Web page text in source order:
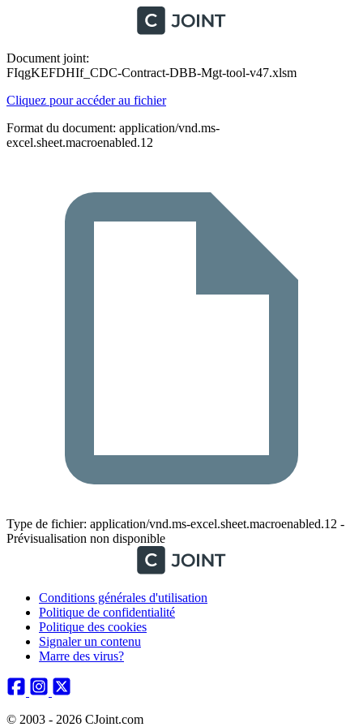
Document joint:
FIqgKEFDHIf_CDC-Contract-DBB-Mgt-tool-v47.xlsm
Cliquez pour accéder au fichier
Format du document: application/vnd.ms-
excel.sheet.macroenabled.12
Type de fichier: application/vnd.ms-excel.sheet.macroenabled.12 -
Prévisualisation non disponible
Conditions générales d'utilisation
Politique de confidentialité
Politique des cookies
Signaler un contenu
Marre des virus?
© 2003 - 2026 CJoint.com